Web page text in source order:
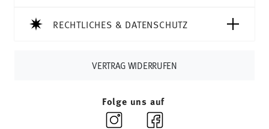
sobald Ihr Paket auf die Reise geht.
Lieferzeit innerhalb Deutschlands:3-5 Werktage für
hier einsehen.
RECHTLICHES & DATENSCHUTZ
VERTRAG WIDERRUFEN
Folge uns auf